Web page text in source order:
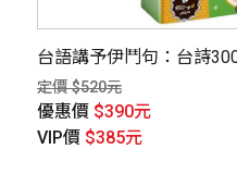
台語講予伊鬥句：台詩
定價 $520元
優惠價 $390元
VIP價 $385元